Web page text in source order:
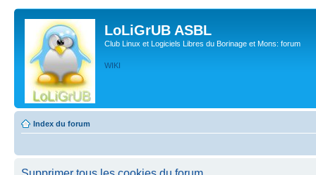
LoLiGrUB ASBL
Club Linux et Logiciels Libres du Borinage et Mons: forum
WIKI
Index du forum